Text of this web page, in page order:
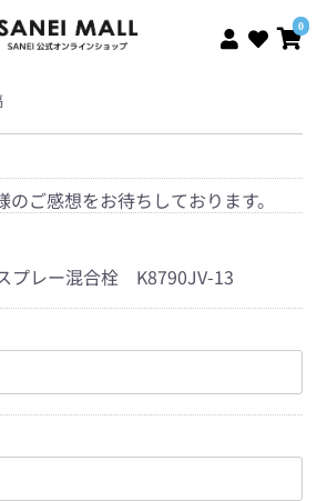
0
ご感想をお待ちしております。
プレー混合栓 K8790JV-13